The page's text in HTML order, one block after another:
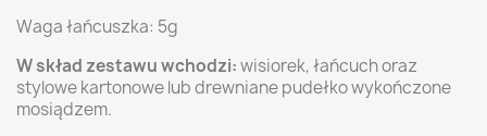
Waga łańcuszka: 5g
W skład zestawu wchodzi:wisiorek, łańcuch oraz
stylowe kartonowe lub drewniane pudełko wykończone
mosiądzem.